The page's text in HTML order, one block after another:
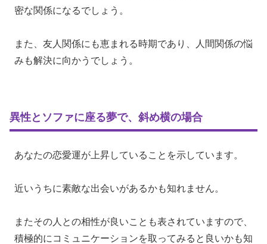
密な関係になるでしょう。
また、友人関係にも恵まれる時期であり、人間関係の悩
みも解決に向かうでしょう。
異性とソファに座る夢で、斜め横の場合
あなたの恋愛運が上昇していることを示しています。
近いうちに素敵な出会いがあるかも知れません。
またその人との相性が良いことも表されていますので、
積極的にコミュニケーションを取ってみると良いかも知